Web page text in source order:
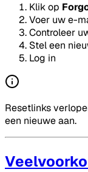
Klik op
Voer uw e-
Controleer
Stel een
Log in
Resetlinks
een nieuwe aan.